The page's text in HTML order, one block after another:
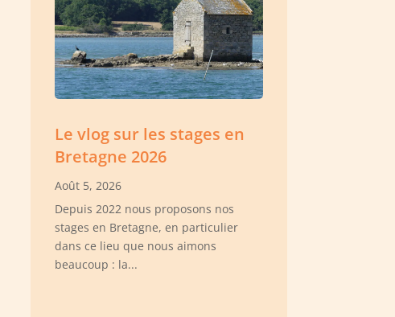
Le vlog sur les stages en
Bretagne 2026
Août 5, 2026
Depuis 2022 nous proposons nos
stages en Bretagne, en particulier
dans ce lieu que nous aimons
beaucoup : la...